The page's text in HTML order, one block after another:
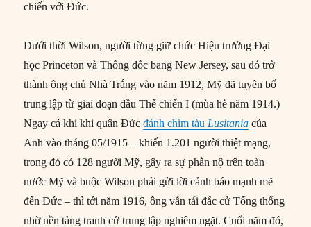
chiến với Đức.
Dưới thời Wilson, người từng giữ chức Hiệu trưởng Đại
học Princeton và Thống đốc bang New Jersey, sau đó trở
thành ông chủ Nhà Trắng vào năm 1912, Mỹ đã tuyên bố
trung lập từ giai đoạn đầu Thế chiến I (mùa hè năm 1914.)
Ngay cả khi khi quân Đứcđánh chìm tàu Lusitania của
Anh vào tháng 05/1915 – khiến 1.201 người thiệt mạng,
trong đó có 128 người Mỹ, gây ra sự phẫn nộ trên toàn
nước Mỹ và buộc Wilson phải gửi lời cảnh báo mạnh mẽ
đến Đức – thì tới năm 1916, ông vẫn tái đắc cử Tổng thống
nhờ nền tảng tranh cử trung lập nghiêm ngặt. Cuối năm đó,